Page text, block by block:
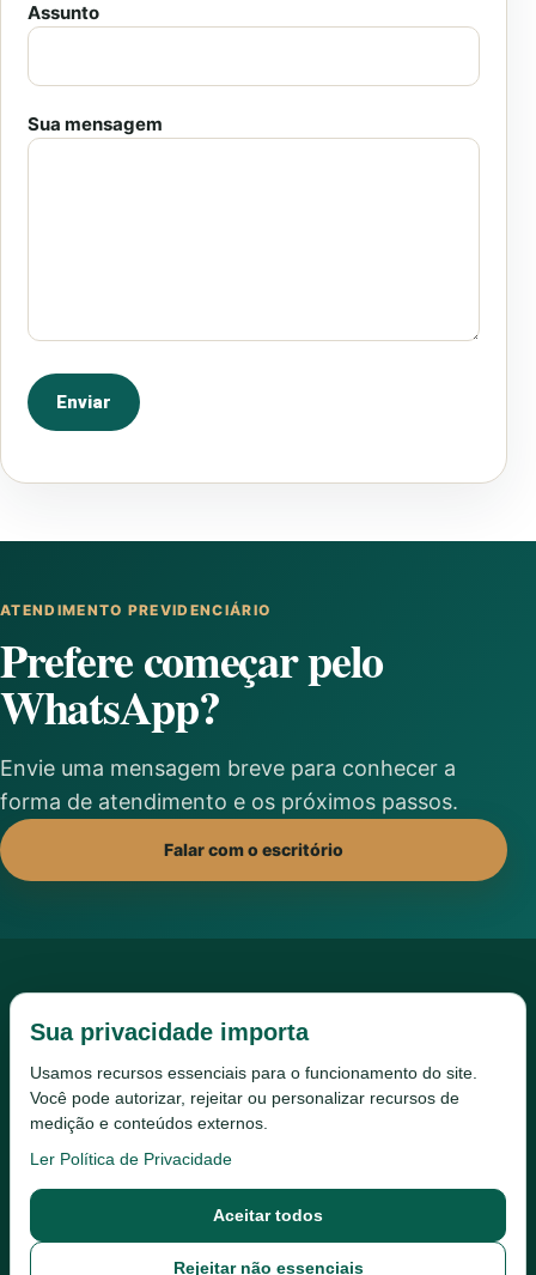
Assunto
Sua mensagem
ATENDIMENTO PREVIDENCIÁRIO
Prefere começar pelo
WhatsApp?
Envie uma mensagem breve para conhecer a
forma de atendimento e os próximos passos.
Falar com o escritório
InícioEscritórioServiçosConteúdo
ContatoPrivacidade
Preferências de privacidade
Sua privacidade importa
Usamos recursos essenciais para o funcionamento do site.
Você pode autorizar, rejeitar ou personalizar recursos de
medição e conteúdos externos.
Ler Política de Privacidade
Aceitar todos
Rejeitar não essenciais